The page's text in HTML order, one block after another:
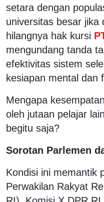
setara dengan
universitas besar jika
hilangnya hak kursi
mengundang tanda
efektivitas sistem
kesiapan mental dan
Mengapa
oleh jutaan pelajar
begitu saja?
Sorotan Parlemen
Kondisi ini memantik
Perwakilan Rakyat